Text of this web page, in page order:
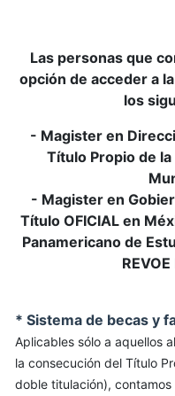
Las personas que
opción de acceder a
los
- Magister en
Título Propio de
- Magister en
Título OFICIAL en
Panamericano de
* Sistema de becas y
Aplicables sólo a aquellos
la consecución del Título
doble titulación),